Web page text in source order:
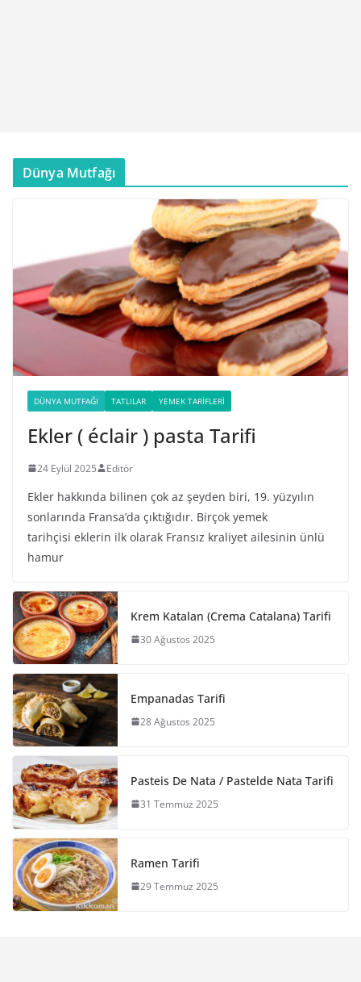
Dünya Mutfağı
DÜNYA MUTFAĞI TATLILAR YEMEK TARIFLERI
Ekler ( éclair ) pasta Tarifi
24 Eylül 2025 Editör
Ekler hakkında bilinen çok az şeyden biri, 19. yüzyılın
sonlarında Fransa’da çıktığıdır. Birçok yemek
tarihçisi eklerin ilk olarak Fransız kraliyet ailesinin ünlü
hamur
Krem Katalan (Crema Catalana) Tarifi
30 Ağustos 2025
Empanadas Tarifi
28 Ağustos 2025
Pasteis De Nata / Pastelde Nata Tarifi
31 Temmuz 2025
Ramen Tarifi
29 Temmuz 2025